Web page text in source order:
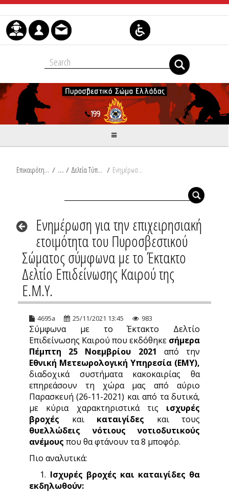
Skip to Content
Επικαιρότητα / Δελτία Τύπου / Ενημέρωση για την επιχειρησιακή ετοιμότητα του Πυροσβεστικού Σώματος σύμφωνα με το Έκτακτο Δελτίο Επιδείνωσης Καιρού της Ε.Μ.Υ.
Ενημέρωση για την επιχειρησιακή
ετοιμότητα του Πυροσβεστικού
Σώματος σύμφωνα με το Έκτακτο
Δελτίο Επιδείνωσης Καιρού της
Ε.Μ.Υ.
4695a 25/11/2021 13:45 983
Σύμφωνα με το Έκτακτο Δελτίο
Επιδείνωσης Καιρού που εκδόθηκε σήμερα
Πέμπτη 25 Νοεμβρίου 2021 από την
Εθνική Μετεωρολογική Υπηρεσία (ΕΜΥ),
διαδοχικά συστήματα κακοκαιρίας θα
επηρεάσουν τη χώρα μας από αύριο
Παρασκευή (26-11-2021) και από τα δυτικά,
με κύρια χαρακτηριστικά τις ισχυρές
βροχές και καταιγίδες και τους
θυελλώδεις νότιους νοτιοδυτικούς
ανέμους που θα φτάνουν τα 8 μποφόρ.
Πιο αναλυτικά:
1. Ισχυρές βροχές και καταιγίδες θα
εκδηλωθούν: